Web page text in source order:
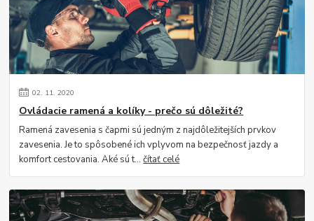
02. 11. 2020
Ovládacie ramená a kolíky - prečo sú dôležité?
Ramená zavesenia s čapmi sú jedným z najdôležitejších prvkov
zavesenia. Je to spôsobené ich vplyvom na bezpečnosť jazdy a
komfort cestovania. Aké sú t...čítať celé